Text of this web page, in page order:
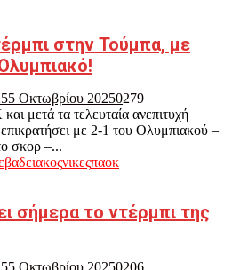
στην Τούμπα, με
5 Οκτωβρίου 20250279
μετά τα τελευταία ανεπιτυχή
με 2-1 του Ολυμπιακού –
σκορ –...
νικεςπαοκ
σήμερα το ντέρμπι της
5 Οκτωβρίου 20250206